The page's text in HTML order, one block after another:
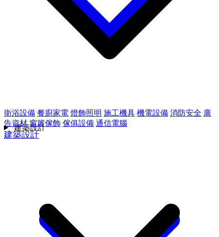
衛浴設備 餐廚家電 燈飾照明 施工機具 機電設備 消防安全 廣
告資材 窗簾傢飾 傢俱設備 通信電腦
建築設計
建築設計